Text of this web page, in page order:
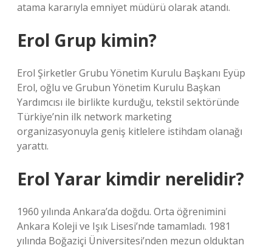
atama kararıyla emniyet müdürü olarak atandı.
Erol Grup kimin?
Erol Şirketler Grubu Yönetim Kurulu Başkanı Eyüp
Erol, oğlu ve Grubun Yönetim Kurulu Başkan
Yardımcısı ile birlikte kurduğu, tekstil sektöründe
Türkiye’nin ilk network marketing
organizasyonuyla geniş kitlelere istihdam olanağı
yarattı.
Erol Yarar kimdir nerelidir?
1960 yılında Ankara’da doğdu. Orta öğrenimini
Ankara Koleji ve Işık Lisesi’nde tamamladı. 1981
yılında Boğaziçi Üniversitesi’nden mezun olduktan